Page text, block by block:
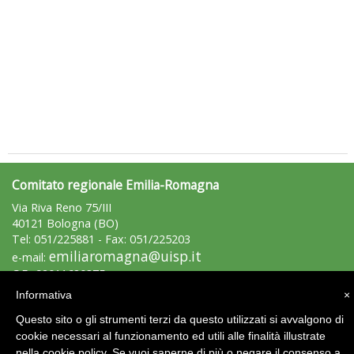
Comitato regionale Emilia-Romagna
Via Riva Reno 75/III
40121 Bologna (BO)
Tel: 051/225881 - Fax: 051/225203
e-mail: emiliaromagna@uisp.it
C.F.: 92011680375
Area Riservata 2.0
×
Informativa
Questo sito o gli strumenti terzi da questo utilizzati si avvalgono di
cookie necessari al funzionamento ed utili alle finalità illustrate